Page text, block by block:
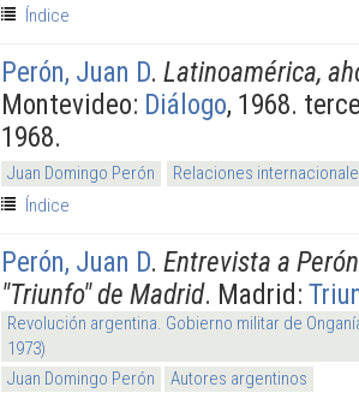
Índice
Perón, Juan D. Latinoamérica,
Montevideo: Diálogo, 1968.
1968.
Juan Domingo Perón
Relaciones
Índice
Perón, Juan D. Entrevista a
"Triunfo" de Madrid. Madrid:
Revolución argentina. Gobierno militar de
1973)
Juan Domingo Perón
Autores argentinos